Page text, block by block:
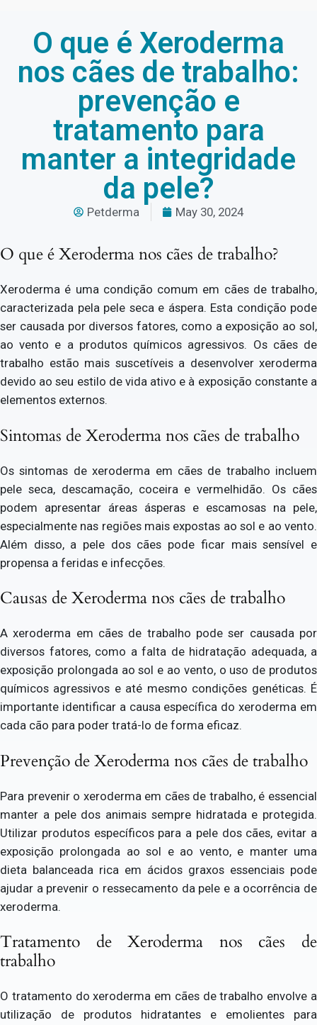
O que é Xeroderma
nos cães de trabalho:
prevenção e
tratamento para
manter a integridade
da pele?
Petderma May 30, 2024
O que é Xeroderma nos cães de trabalho?
Xeroderma é uma condição comum em cães de trabalho,
caracterizada pela pele seca e áspera. Esta condição pode
ser causada por diversos fatores, como a exposição ao sol,
ao vento e a produtos químicos agressivos. Os cães de
trabalho estão mais suscetíveis a desenvolver xeroderma
devido ao seu estilo de vida ativo e à exposição constante a
elementos externos.
Sintomas de Xeroderma nos cães de trabalho
Os sintomas de xeroderma em cães de trabalho incluem
pele seca, descamação, coceira e vermelhidão. Os cães
podem apresentar áreas ásperas e escamosas na pele,
especialmente nas regiões mais expostas ao sol e ao vento.
Além disso, a pele dos cães pode ficar mais sensível e
propensa a feridas e infecções.
Causas de Xeroderma nos cães de trabalho
A xeroderma em cães de trabalho pode ser causada por
diversos fatores, como a falta de hidratação adequada, a
exposição prolongada ao sol e ao vento, o uso de produtos
químicos agressivos e até mesmo condições genéticas. É
importante identificar a causa específica do xeroderma em
cada cão para poder tratá-lo de forma eficaz.
Prevenção de Xeroderma nos cães de trabalho
Para prevenir o xeroderma em cães de trabalho, é essencial
manter a pele dos animais sempre hidratada e protegida.
Utilizar produtos específicos para a pele dos cães, evitar a
exposição prolongada ao sol e ao vento, e manter uma
dieta balanceada rica em ácidos graxos essenciais pode
ajudar a prevenir o ressecamento da pele e a ocorrência de
xeroderma.
Tratamento de Xeroderma nos cães de
trabalho
O tratamento do xeroderma em cães de trabalho envolve a
utilização de produtos hidratantes e emolientes para